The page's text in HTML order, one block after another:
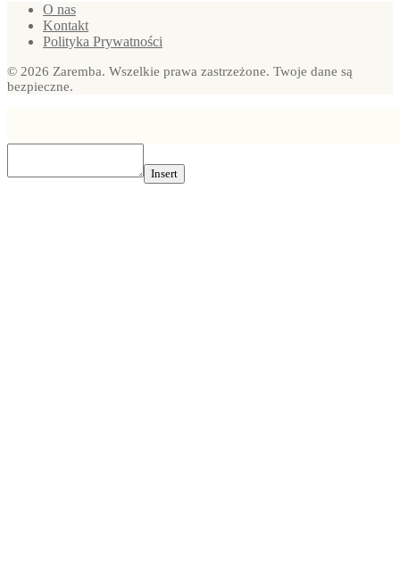
O nas
Kontakt
Polityka Prywatności
© 2026 Zaremba. Wszelkie prawa zastrzeżone. Twoje dane są
bezpieczne.
Insert